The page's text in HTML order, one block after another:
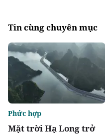
Tin cùng chuyên mục
Mặt trời Hạ Long trở
Phức hợp